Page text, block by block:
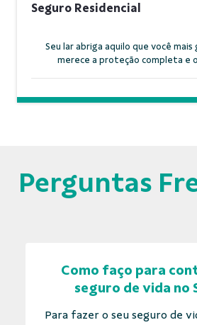
Seguro Residencial
Seu lar abriga aquilo que você
merece a proteção completa e
Como faço para
seguro de vida no
Para fazer o seu seguro de